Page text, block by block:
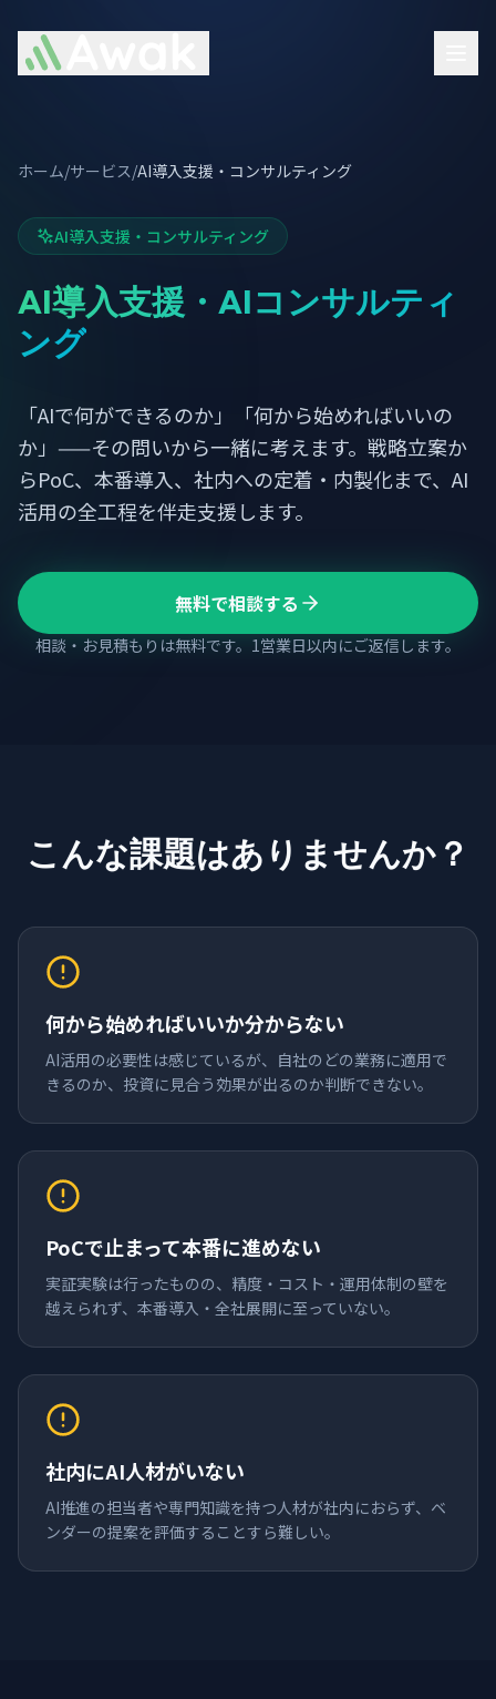
ホーム/サービス/AI導入支援・コンサルティング
AI導入支援・コンサルティング
AI導入支援・AIコンサルティ
ング
「AIで何ができるのか」「何から始めればいいの
か」——その問いから一緒に考えます。戦略立案か
らPoC、本番導入、社内への定着・内製化まで、AI
活用の全工程を伴走支援します。
無料で相談する
相談・お見積もりは無料です。1営業日以内にご返信します。
こんな課題はありませんか？
何から始めればいいか分からない
AI活用の必要性は感じているが、自社のどの業務に適用で
きるのか、投資に見合う効果が出るのか判断できない。
PoCで止まって本番に進めない
実証実験は行ったものの、精度・コスト・運用体制の壁を
越えられず、本番導入・全社展開に至っていない。
社内にAI人材がいない
AI推進の担当者や専門知識を持つ人材が社内におらず、ベ
ンダーの提案を評価することすら難しい。